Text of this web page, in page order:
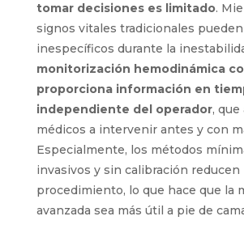
tomar decisiones es limitado.
signos vitales tradicionales
inespecíficos durante la
monitorización hemodinámica
proporciona información en
independiente del operador, que
médicos a intervenir antes y con
Especialmente, los métodos
invasivos y sin calibración reducen
procedimiento, lo que hace que la
avanzada sea más útil a pie de